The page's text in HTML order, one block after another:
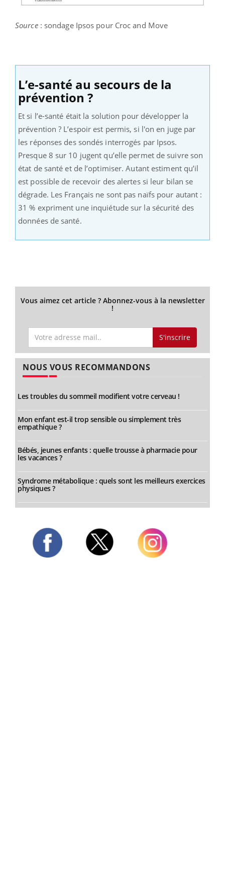
Source : sondage Ipsos pour Croc and Move
L’e-santé au secours de la
prévention ?
Et si l’e-santé était la solution pour développer la
prévention ? L’espoir est permis, si l'on en juge par
les réponses des sondés interrogés par Ipsos.
Presque 8 sur 10 jugent qu’elle permet de suivre son
état de santé et de l’optimiser. Autant estiment qu’il
est possible de recevoir des alertes si leur bilan se
dégrade. Les Français ne sont pas naïfs pour autant :
31 % expriment une inquiétude sur la sécurité des
données de santé.
Vous aimez cet article ? Abonnez-vous à la newsletter
!
S'inscrire
NOUS VOUS RECOMMANDONS
Les troubles du sommeil modifient votre cerveau !
Mon enfant est-il trop sensible ou simplement très
empathique ?
Bébés, jeunes enfants : quelle trousse à pharmacie pour
les vacances ?
Syndrome métabolique : quels sont les meilleurs exercices
physiques ?